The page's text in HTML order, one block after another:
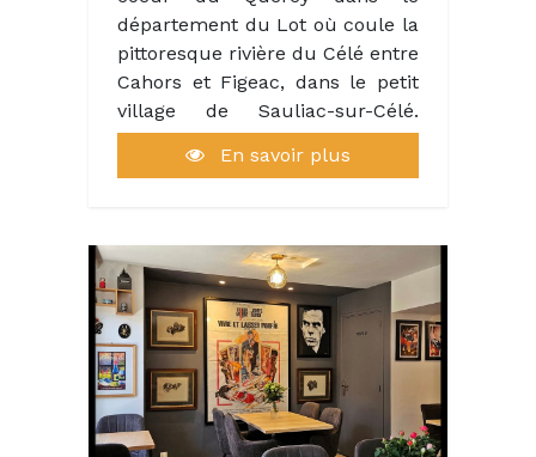
département du Lot où coule la
pittoresque rivière du Célé entre
Cahors et Figeac, dans le petit
village de Sauliac-sur-Célé.
Vous pourrez visiter quelques-
uns des plus beaux villages de
bordés de murets de pierres,
admirer des paysages apaisants,
flâner au milieu d’authentiques
marchés de villages, partir à la
découverte de grottes et
gouffres, prendre part aux
nombreux festivals – le tout au
En savoir plus